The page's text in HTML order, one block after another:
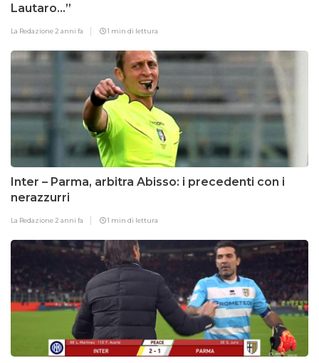
Lautaro…”
La Redazione 2 anni fa 1 min di lettura
Inter – Parma, arbitra Abisso: i precedenti con i
nerazzurri
La Redazione 2 anni fa 1 min di lettura